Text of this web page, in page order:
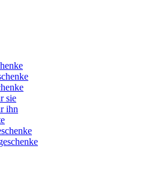
sie
ihn